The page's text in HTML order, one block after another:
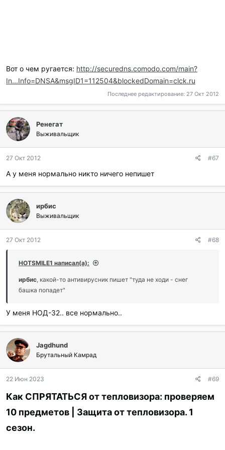
Вот о чем ругается: http://securedns.comodo.com/main?
In...Info=DNSA&msgID1=112504&blockedDomain=clck.ru
Последнее редактирование: 27 Окт 2012
Ренегат
Выживальщик
27 Окт 2012 #67
А у меня нормально никто ничего непишет
ирбис
Выживальщик
27 Окт 2012 #68
HOTSMILE1 написал(а):
ирбис , какой-то антивирусник пишет "туда не ходи - снег
башка попадет"
У меня НОД-32.. все нормально..
Jagdhund
Брутальный Камрад
22 Июн 2023 #69
Как СПРЯТАТЬСЯ от тепловизора: проверяем
10 предметов | Защита от тепловизора. 1
сезон.​